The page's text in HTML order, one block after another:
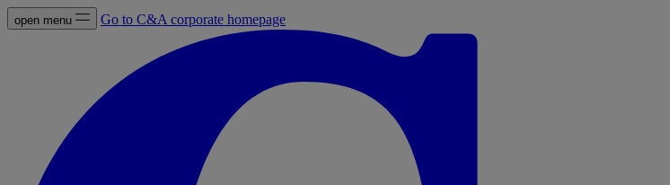
open menu Go to C&A corporate homepage